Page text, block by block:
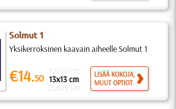
Solmut 1
Yksikerroksinen kaavain aiheelle Solmut 1
€14.50 13x13 cm
LISÄÄ KOKOJA,
MUUT OPTIOT